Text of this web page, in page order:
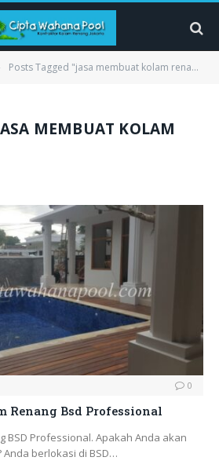
Posts Tagged "jasa membuat kolam renang bsd"
MEMBUAT KOLAM
0
Renang Bsd Professional
BSD Professional. Apakah Anda akan
berlokasi di BSD…